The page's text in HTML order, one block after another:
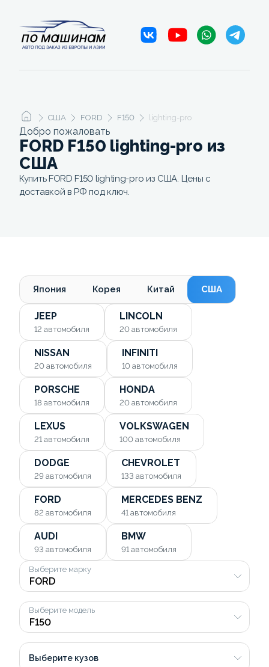
США FORD F150 lighting-pro
Добро пожаловать
FORD F150 lighting-pro из
США
Купить FORD F150 lighting-pro из США. Цены с
доставкой в РФ под ключ.
Япония Корея Китай США
JEEP
12 автомобиля
LINCOLN
20 автомобиля
NISSAN
20 автомобиля
INFINITI
10 автомобиля
PORSCHE
18 автомобиля
HONDA
20 автомобиля
LEXUS
21 автомобиля
VOLKSWAGEN
100 автомобиля
DODGE
29 автомобиля
CHEVROLET
133 автомобиля
FORD
82 автомобиля
MERCEDES BENZ
41 автомобиля
AUDI
93 автомобиля
BMW
91 автомобиля
Выберите марку
Выберите модель
Выберите кузов